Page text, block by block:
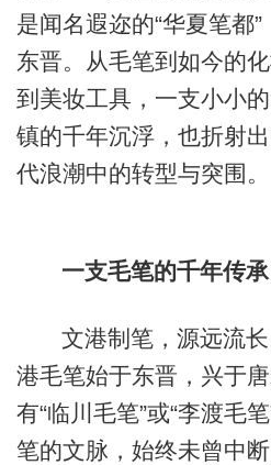
是闻名遐迩的“华夏笔都
东晋。从毛笔到如今的
到美妆工具，一支小小
镇的千年沉浮，也折射
代浪潮中的转型与突围。
一支毛笔的千年传承
文港制笔，源远流
港毛笔始于东晋，兴于
有“临川毛笔”或“李渡毛
笔的文脉，始终未曾中断